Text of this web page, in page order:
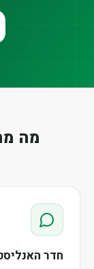
מה
חדר